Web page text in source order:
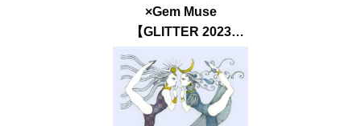
×Gem Muse
【GLITTER 2023
SUMMER issue】